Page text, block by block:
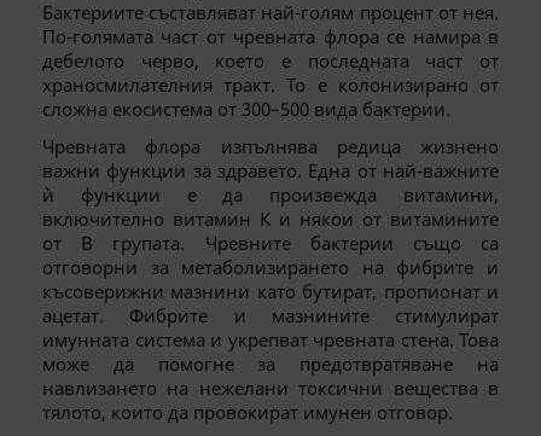
Бактериите съставляват най-голям процент от нея.
По-голямата част от чревната флора се намира в
дебелото черво, което е последната част от
храносмилателния тракт. То е колонизирано от
сложна екосистема от 300–500 вида бактерии.
Чревната флора изпълнява редица жизнено
важни функции за здравето. Една от най-важните
ѝ функции е да произвежда витамини,
включително витамин К и някои от витамините
от В групата. Чревните бактерии също са
отговорни за метаболизирането на фибрите и
късоверижни мазнини като бутират, пропионат и
ацетат. Фибрите и мазнините стимулират
имунната система и укрепват чревната стена. Това
може да помогне за предотвратяване на
навлизането на нежелани токсични вещества в
тялото, които да провокират имунен отговор.